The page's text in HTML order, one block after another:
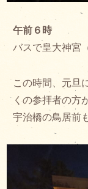
午前６時
バスで皇大神宮
この時間、元旦
くの参拝者の方
宇治橋の鳥居前